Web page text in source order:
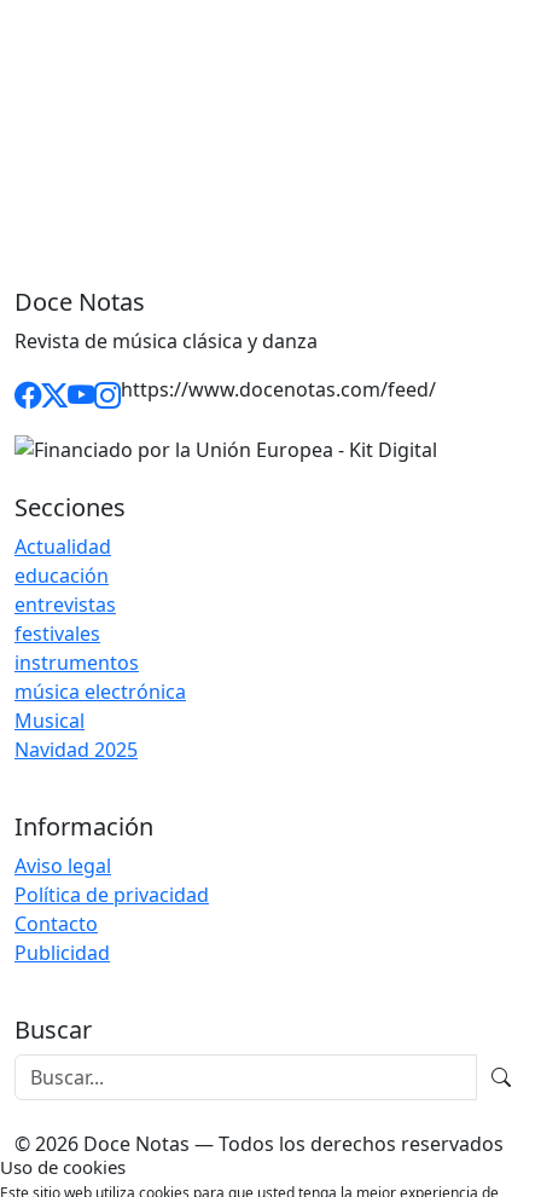
Doce Notas
Revista de música clásica y danza
https://www.docenotas.com/feed/
Secciones
Actualidad
educación
entrevistas
festivales
instrumentos
música electrónica
Musical
Navidad 2025
Información
Aviso legal
Política de privacidad
Contacto
Publicidad
Buscar
© 2026 Doce Notas — Todos los derechos reservados
Uso de cookies